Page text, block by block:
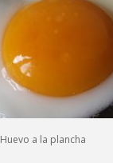
Huevo a la plancha